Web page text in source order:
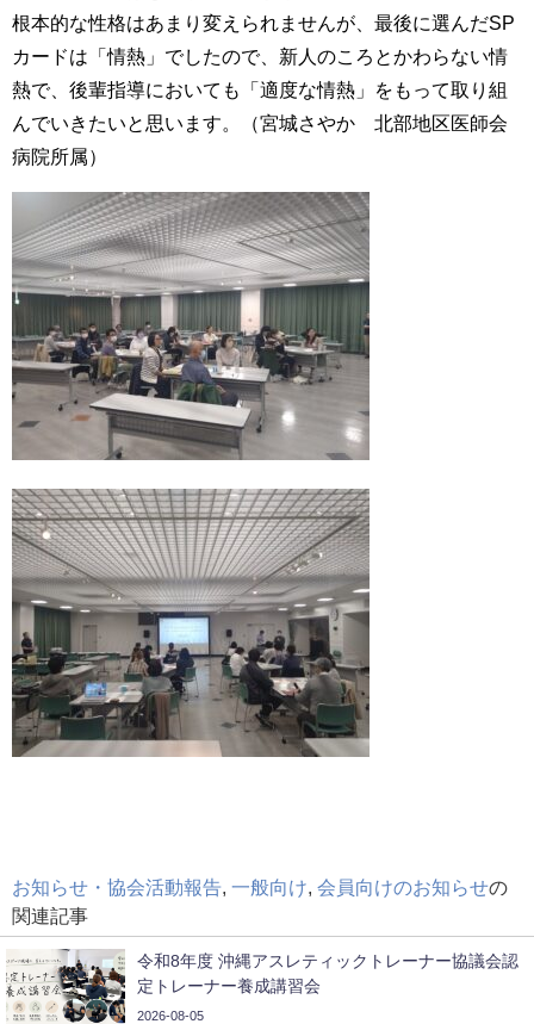
根本的な性格はあまり変えられませんが、最後に選んだSP
カードは「情熱」でしたので、新人のころとかわらない情
熱で、後輩指導においても「適度な情熱」をもって取り組
んでいきたいと思います。（宮城さやか 北部地区医師会
病院所属）
お知らせ・協会活動報告 一般向け 会員向けのお知らせの
関連記事
令和8年度 沖縄アスレティックトレーナー協議会認
定トレーナー養成講習会
2026-08-05